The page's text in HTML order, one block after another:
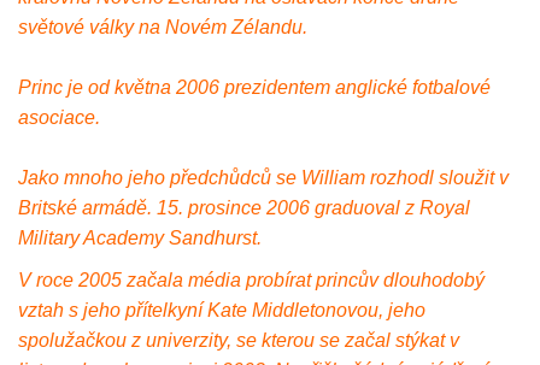
světové války na Novém Zélandu.
Princ je od května 2006 prezidentem anglické fotbalové
asociace.
Jako mnoho jeho předchůdců se William rozhodl sloužit v
Britské armádě. 15. prosince 2006 graduoval z Royal
Military Academy Sandhurst.
V roce 2005 začala média probírat princův dlouhodobý
vztah s jeho přítelkyní Kate Middletonovou, jeho
spolužačkou z univerzity, se kterou se začal stýkat v